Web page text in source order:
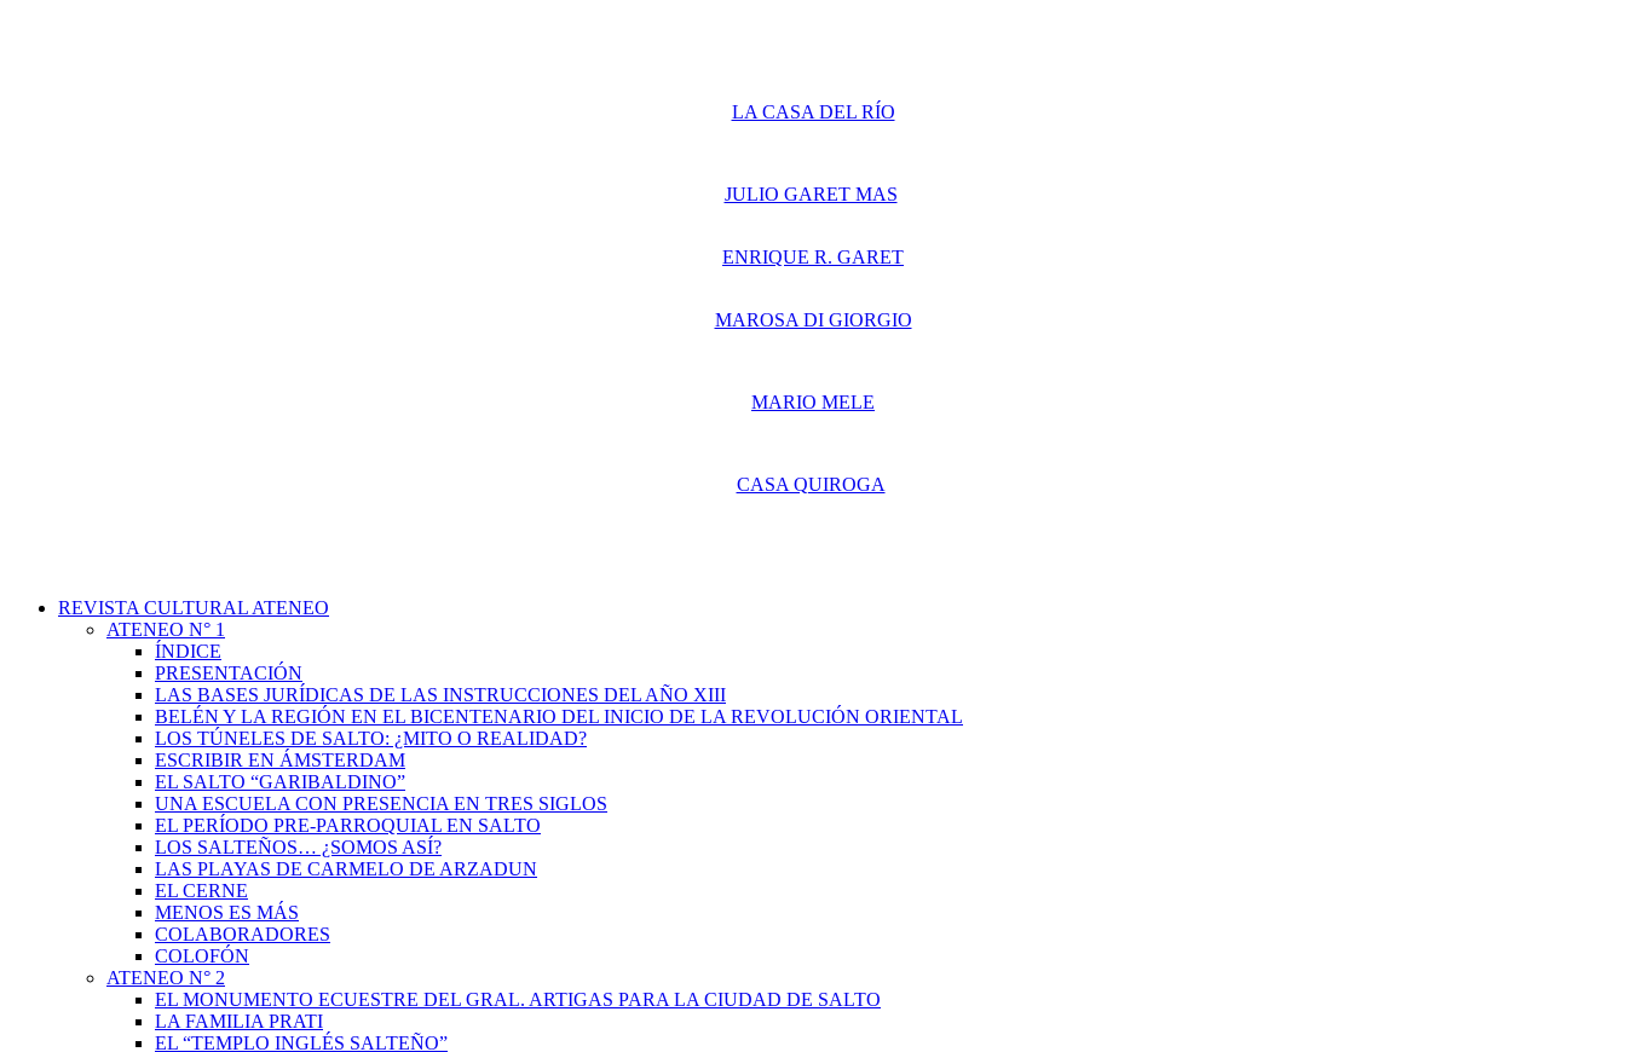
LA CASA DEL RÍO
JULIO GARET MAS
ENRIQUE R. GARET
MAROSA DI GIORGIO
MARIO MELE
CASA QUIROGA
REVISTA CULTURAL ATENEO
ATENEO N° 1
ÍNDICE
PRESENTACIÓN
LAS BASES JURÍDICAS DE LAS INSTRUCCIONES DEL AÑO XIII
BELÉN Y LA REGIÓN EN EL BICENTENARIO DEL INICIO DE LA REVOLUCIÓN ORIENTAL
LOS TÚNELES DE SALTO: ¿MITO O REALIDAD?
ESCRIBIR EN ÁMSTERDAM
EL SALTO “GARIBALDINO”
UNA ESCUELA CON PRESENCIA EN TRES SIGLOS
EL PERÍODO PRE-PARROQUIAL EN SALTO
LOS SALTEÑOS… ¿SOMOS ASÍ?
LAS PLAYAS DE CARMELO DE ARZADUN
EL CERNE
MENOS ES MÁS
COLABORADORES
COLOFÓN
ATENEO N° 2
EL MONUMENTO ECUESTRE DEL GRAL. ARTIGAS PARA LA CIUDAD DE SALTO
LA FAMILIA PRATI
EL “TEMPLO INGLÉS SALTEÑO”